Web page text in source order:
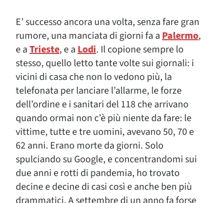
E’ successo ancora una volta, senza fare gran
rumore, una manciata di giorni fa aPalermo,
e aTrieste, e aLodi. Il copione sempre lo
stesso, quello letto tante volte sui giornali: i
vicini di casa che non lo vedono più, la
telefonata per lanciare l’allarme, le forze
dell’ordine e i sanitari del 118 che arrivano
quando ormai non c’è più niente da fare: le
vittime, tutte e tre uomini, avevano 50, 70 e
62 anni. Erano morte da giorni. Solo
spulciando su Google, e concentrandomi sui
due anni e rotti di pandemia, ho trovato
decine e decine di casi così e anche ben più